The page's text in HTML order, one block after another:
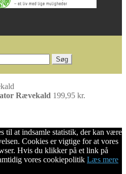
Søg
Rævekald 199,95 kr.
til at indsamle statistik, der kan være
Cookies er vigtige for at vores
Hvis du klikker på et link på
vores cookiepolitik Læs mere